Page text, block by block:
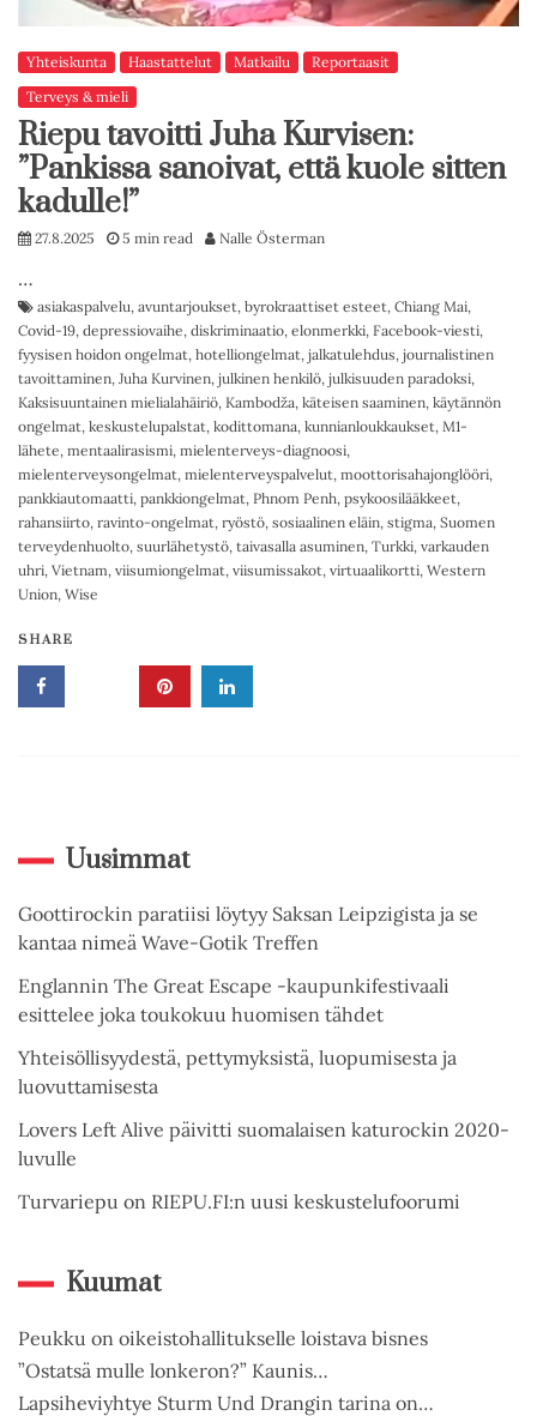
Yhteiskunta Haastattelut Matkailu
Reportaasit
Terveys & mieli
Riepu tavoitti Juha Kurvisen:
”Pankissa sanoivat, että kuole sitten
kadulle!”
27.8.2025 5 min read Nalle Österman
…
asiakaspalvelu, avuntarjoukset, byrokraattiset esteet, Chiang Mai,
Covid-19, depressiovaihe, diskriminaatio, elonmerkki, Facebook-viesti,
fyysisen hoidon ongelmat, hotelliongelmat, jalkatulehdus, journalistinen
tavoittaminen, Juha Kurvinen, julkinen henkilö, julkisuuden paradoksi,
Kaksisuuntainen mielialahäiriö, Kambodža, käteisen saaminen, käytännön
ongelmat, keskustelupalstat, kodittomana, kunnianloukkaukset, M1-
lähete, mentaalirasismi, mielenterveys-diagnoosi,
mielenterveysongelmat, mielenterveyspalvelut, moottorisahajonglööri,
pankkiautomaatti, pankkiongelmat, Phnom Penh, psykoosilääkkeet,
rahansiirto, ravinto-ongelmat, ryöstö, sosiaalinen eläin, stigma, Suomen
terveydenhuolto, suurlähetystö, taivasalla asuminen, Turkki, varkauden
uhri, Vietnam, viisumiongelmat, viisumissakot, virtuaalikortti, Western
Union, Wise
SHARE
Uusimmat
Goottirockin paratiisi löytyy Saksan Leipzigista ja se
kantaa nimeä Wave-Gotik Treffen
Englannin The Great Escape -kaupunkifestivaali
esittelee joka toukokuu huomisen tähdet
Yhteisöllisyydestä, pettymyksistä, luopumisesta ja
luovuttamisesta
Lovers Left Alive päivitti suomalaisen katurockin 2020-
luvulle
Turvariepu on RIEPU.FI:n uusi keskustelufoorumi
Kuumat
Peukku on oikeistohallitukselle loistava bisnes
”Ostatsä mulle lonkeron?” Kaunis…
Lapsiheviyhtye Sturm Und Drangin tarina on…